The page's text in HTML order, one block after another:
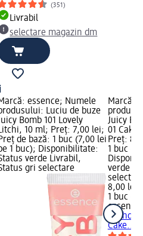
(351)
Livrabil
selectare magazin dm
essence; Numele
Luciu de buze
Bomb 101 Lovely
10 ml; Preț: 7,00 lei;
de bază: 1 buc (7,00 lei
1 buc); Disponibilitate:
verde Livrabil,
gri selectare
Marcă:
Juicy
01 Cake
Preț:
1 buc
verde
8,00 lei
1 buc
essence
Cake...,